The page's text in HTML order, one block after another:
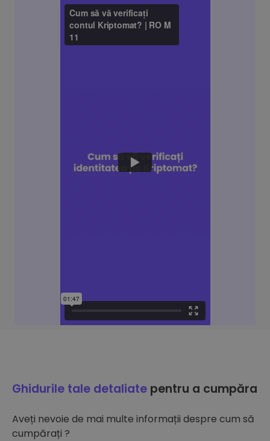
Ghidurile tale detaliate pentru a cumpăra
Aveți nevoie de mai multe informații despre cum să
cumpărați ?